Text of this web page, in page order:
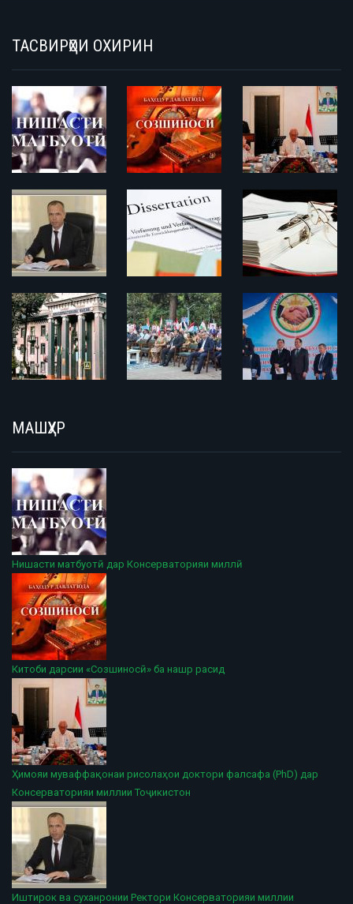
ТАСВИРҲОИ ОХИРИН
МАШҲУР
Нишасти матбуотӣ дар Консерваторияи миллӣ
Китоби дарсии «Созшиносӣ» ба нашр расид
Ҳимояи муваффақонаи рисолаҳои доктори фалсафа (PhD) дар
Консерваторияи миллии Тоҷикистон
Иштирок ва суханронии Ректори Консерваторияи миллии